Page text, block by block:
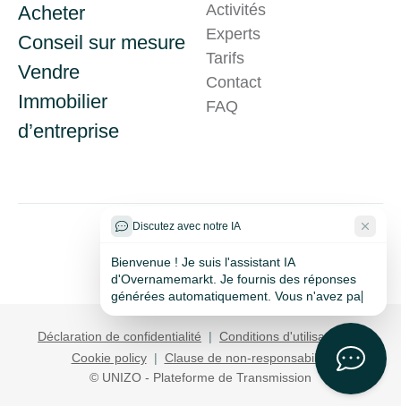
Acheter
Conseil sur mesure
Vendre
Immobilier
d’entreprise
Activités
Experts
Tarifs
Contact
FAQ
Déclaration de confidentialité | Conditions d'utilisation
Cookie policy | Clause de non-responsabilité
© UNIZO - Plateforme de Transmission
d'Overnamemarkt. Je fournis des réponses
générées automatiquement. Vous n'avez pas
trouvé
Problème technique ?